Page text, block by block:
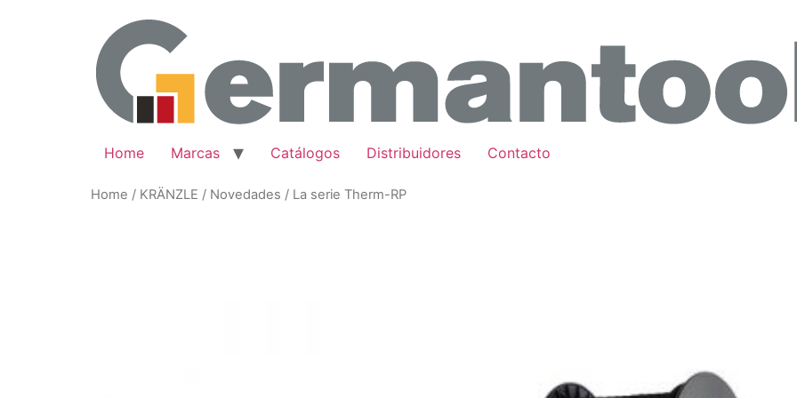
Home Marcas Catálogos Distribuidores Contacto
Home / KRÄNZLE / Novedades / La serie Therm-RP